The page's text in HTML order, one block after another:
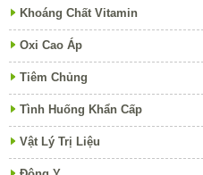
Khoáng Chất Vitamin
Oxi Cao Áp
Tiêm Chủng
Tình Huống Khẩn Cấp
Vật Lý Trị Liệu